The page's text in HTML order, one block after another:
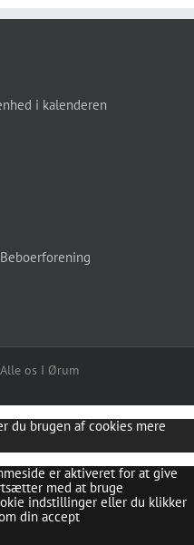
i kalenderen
os I Ørum
du brugen af cookies mere
er aktiveret for at give
med at bruge
indstillinger eller du klikker
din accept